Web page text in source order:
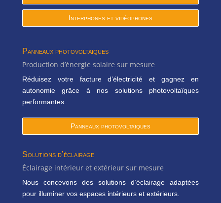
Interphones et vidéophones
Panneaux photovoltaïques
Production d’énergie solaire sur mesure
Réduisez votre facture d’électricité et gagnez en
autonomie grâce à nos solutions photovoltaïques
performantes.
Panneaux photovoltaïques
Solutions d’éclairage
Éclairage intérieur et extérieur sur mesure
Nous concevons des solutions d’éclairage adaptées
pour illuminer vos espaces intérieurs et extérieurs.